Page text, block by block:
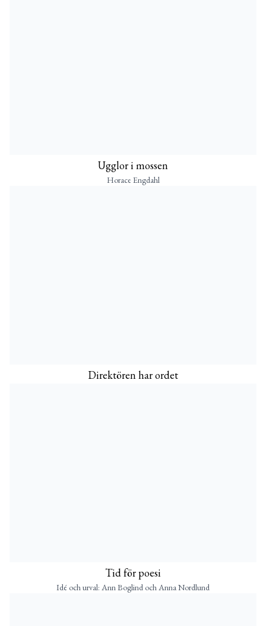
Ugglor i mossen
Horace Engdahl
Direktören har ordet
Tid för poesi
Idé och urval: Ann Boglind och Anna Nordlund